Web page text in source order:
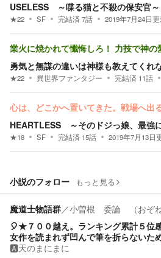
USELESS ～喋る猫と不殺の保安官～
★22 SF 完結済7話 2019年7月24日
業火に焼かれて懺悔しろ！ 力技で神の
勇気と無謀の違いは神様も教えてくれ
★22 異世界ファンタジー 完結済 11話
心は、どこかへ置いてきた。戦場へ出
HEARTLESS ～そのドジっ娘、最強
★18 SF 完結済 15話 2019年7月13日
小説のフォロー もっと見る
魔道士物語群／小曽根 委論 （おぞ
🎈★７００越え。ランキング累計５位
女作を読まれず凹んで筆を折らないた
🅰️天のまにまに